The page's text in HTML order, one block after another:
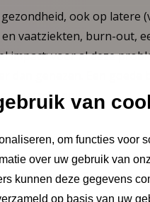
van
om functies voor
over uw gebruik van
kunnen deze gegevens
op basis van uw
ook op latere
vaatziekten, burn-out,
impact: voor al deze
maatschappij.
heeft daarom initiatief
Centrum Groningen,
en TNO een